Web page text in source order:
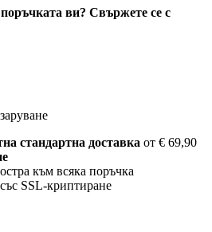
ви? Свържете се с
стандартна доставка от € 69,90
към всяка поръчка
със SSL-криптиране